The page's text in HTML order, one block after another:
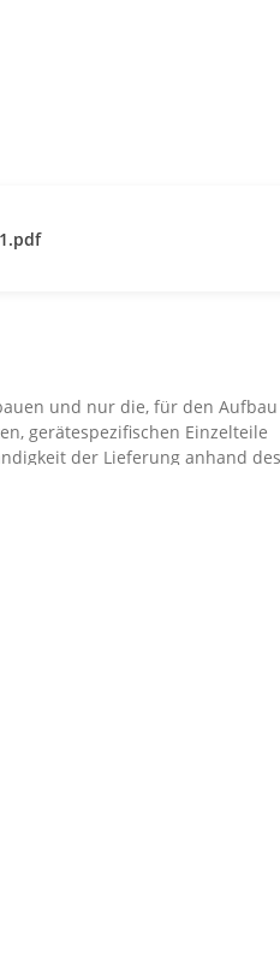
und nur die, für den Aufbau
gerätespezifischen Einzelteile
der Lieferung anhand des
anhand der Montageschritte